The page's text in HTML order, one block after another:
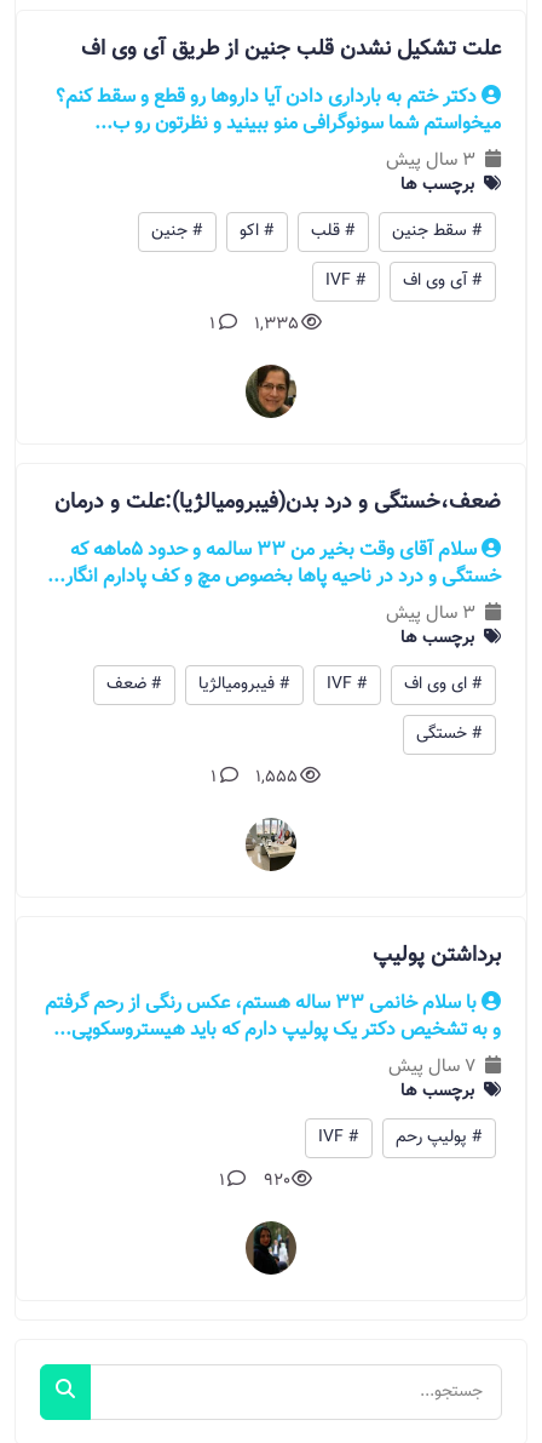
علت تشکیل نشدن قلب جنین از طریق آی وی اف
دکتر ختم به بارداری دادن آیا داروها رو قطع و سقط کنم؟
میخواستم شما سونوگرافی منو ببینید و نظرتون رو ب...
3 سال پیش
برچسب ها
# سقط جنین
# قلب # اکو
# جنین
# آی وی اف
# IVF
1,335
1
ضعف،خستگی و درد بدن(فیبرومیالژیا):علت و درمان
سلام آقای وقت بخیر من 33 سالمه و حدود 5ماهه که
خستگی و درد در ناحیه پاها بخصوص مچ و کف پادارم انگار...
3 سال پیش
برچسب ها
# ای وی اف
# IVF # فیبرومیالژیا
# ضعف
# خستگی
1,555
1
برداشتن پولیپ
با سلام خانمی 33 ساله هستم،‌ عکس رنگی از رحم گرفتم
و به تشخیص دکتر یک پولیپ دارم که باید هیستروسکوپی...
7 سال پیش
برچسب ها
# پولیپ رحم
# IVF
920
1